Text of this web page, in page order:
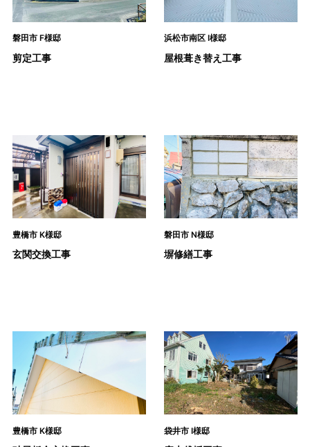
磐田市 F様邸
剪定工事
浜松市南区 I様邸
屋根葺き替え工事
豊橋市 K様邸
玄関交換工事
磐田市 N様邸
塀修繕工事
豊橋市 K様邸 袋井市 I様邸